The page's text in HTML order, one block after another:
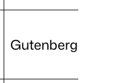
Gutenberg